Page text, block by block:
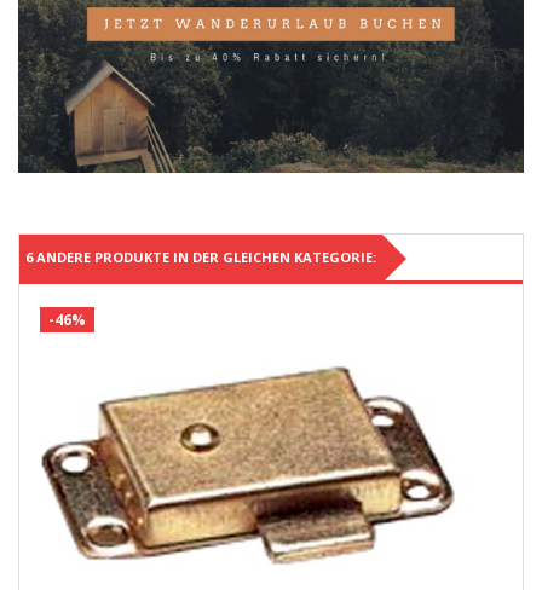
6 ANDERE PRODUKTE IN DER GLEICHEN KATEGORIE:
-46%